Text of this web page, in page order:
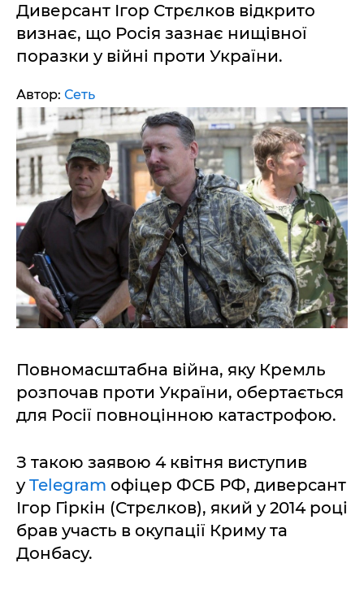
Диверсант Ігор Стрєлков відкрито
визнає, що Росія зазнає нищівної
поразки у війні проти України.
Автор: Сеть
Повномасштабна війна, яку Кремль
розпочав проти України, обертається
для Росії повноцінною катастрофою.
З такою заявою 4 квітня виступив
уTelegram офіцер ФСБ РФ, диверсант
Ігор Гіркін (Стрєлков), який у 2014 році
брав участь в окупації Криму та
Донбасу.